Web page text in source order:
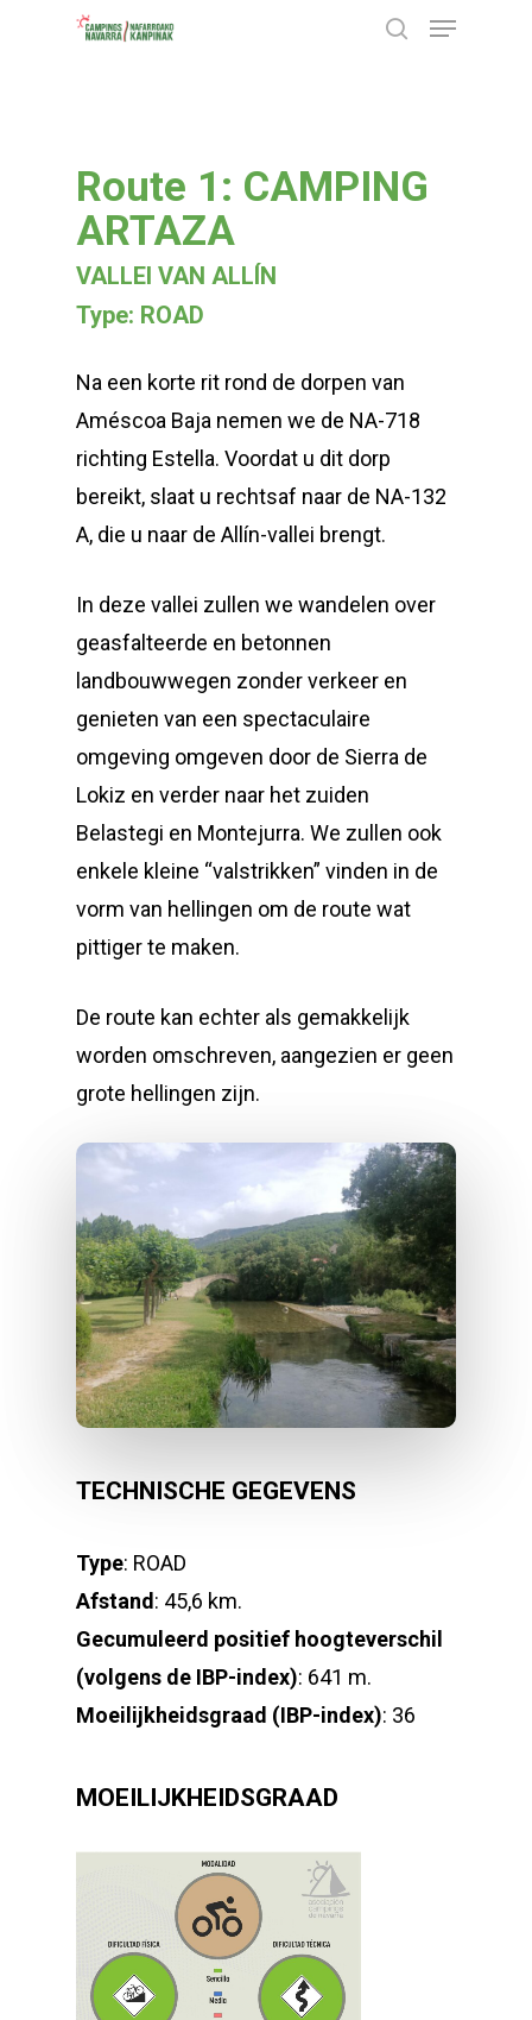
Menu
Route 1: CAMPING
ARTAZA
VALLEI VAN ALLÍN
Type: ROAD
Na een korte rit rond de dorpen van
Améscoa Baja nemen we de NA-718
richting Estella. Voordat u dit dorp
bereikt, slaat u rechtsaf naar de NA-132
A, die u naar de Allín-vallei brengt.
In deze vallei zullen we wandelen over
geasfalteerde en betonnen
landbouwwegen zonder verkeer en
genieten van een spectaculaire
omgeving omgeven door de Sierra de
Lokiz en verder naar het zuiden
Belastegi en Montejurra. We zullen ook
enkele kleine “valstrikken” vinden in de
vorm van hellingen om de route wat
pittiger te maken.
De route kan echter als gemakkelijk
worden omschreven, aangezien er geen
grote hellingen zijn.
TECHNISCHE GEGEVENS
Type: ROAD
Afstand: 45,6 km.
Gecumuleerd positief hoogteverschil
(volgens de IBP-index): 641 m.
Moeilijkheidsgraad (IBP-index): 36
MOEILIJKHEIDSGRAAD